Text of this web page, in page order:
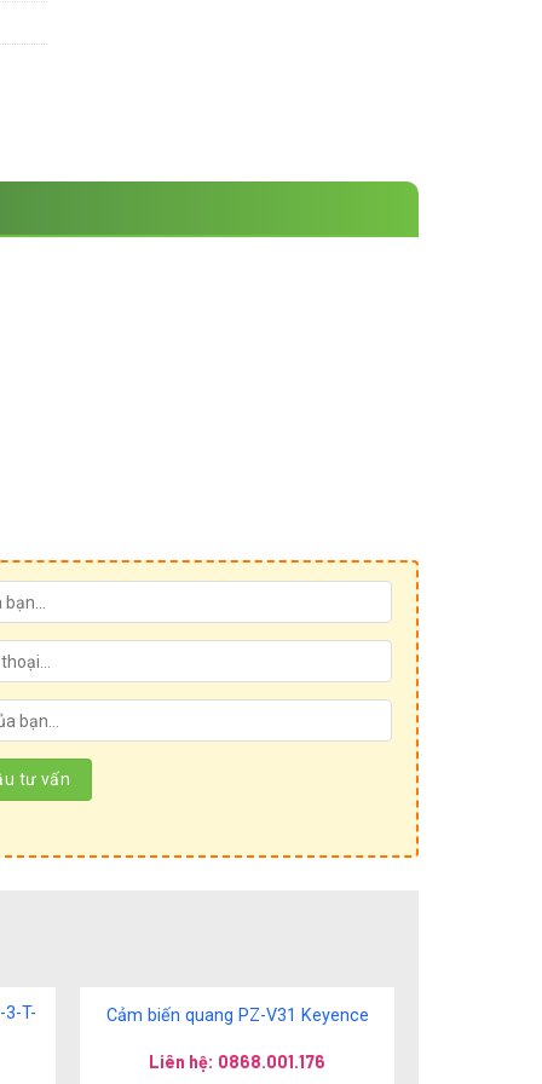
T- Cảm biến quang PZ-V31 Keyence
Liên hệ: 0868.001.176